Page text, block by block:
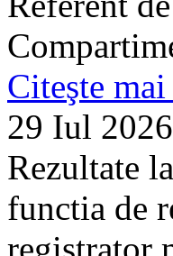
Citeşte
29 Iul 2026
Rezultate
functia de
registrator